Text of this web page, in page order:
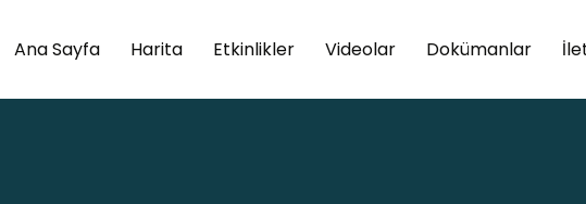
Ana Sayfa Harita Etkinlikler Videolar Dokümanlar